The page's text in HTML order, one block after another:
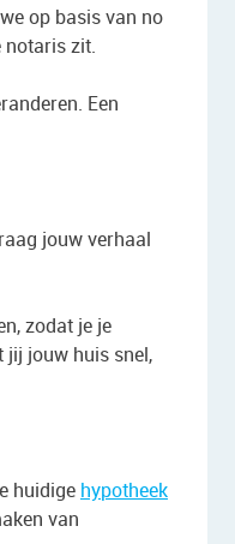
op basis van no
notaris zit.
Een
jouw verhaal
zodat je je
jij jouw huis snel,
huidige hypotheek
van